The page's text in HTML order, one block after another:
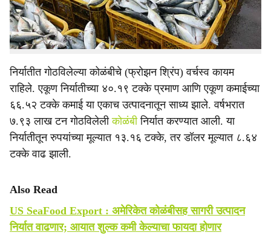
त्यातून ७३८९०.४६ कोटी रुपये (८.४६ अब्ज डॉलर) परकीय चलन
मिळाले, अशी माहिती सागरी उत्पादन निर्यात विकास प्राधिकरणाचे
(एमपीईडीए) अध्यक्ष पी. जवाहर यांनी सोमवारी (ता. १) दिली.
निर्यातीत गोठविलेल्या कोळंबीचे (फ्रोझन श्रिंप) वर्चस्व कायम
राहिले. एकूण निर्यातीच्या ४०.१९ टक्के प्रमाण आणि एकूण कमाईच्या
६६.५२ टक्के कमाई या एकाच उत्पादनातून साध्य झाले. वर्षभरात
७.९३ लाख टन गोठविलेलीकोळंबीनिर्यात करण्यात आली. या
निर्यातीतून रुपयांच्या मूल्यात १३.१६ टक्के, तर डॉलर मूल्यात ८.६४
टक्के वाढ झाली.
Also Read
US SeaFood Export : अमेरिकेत कोळंबीसह सागरी उत्पादन
निर्यात वाढणार; आयात शुल्क कमी केल्याचा फायदा होणार